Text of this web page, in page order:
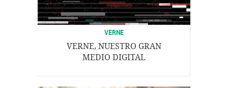
VERNE
VERNE, NUESTRO GRAN
MEDIO DIGITAL